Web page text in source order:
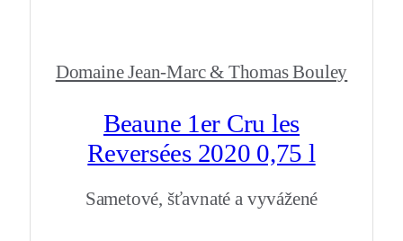
Domaine Jean-Marc & Thomas Bouley
Beaune 1er Cru les
Reversées 2020 0,75 l
Sametové, šťavnaté a vyvážené